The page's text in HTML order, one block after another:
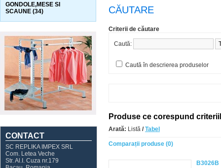
GONDOLE,MESE SI
SCAUNE (34)
CONTACT
SC REPLIKA IMPEX SRL
Com. Letea Veche
Str. Al.I. Cuza nr.179
CĂUTARE
Criterii de căutare
Caută:
Caută în descrierea produselor
Produse ce corespund
Arată: Listă / Tabel
Comparații produse (0)
B3026B